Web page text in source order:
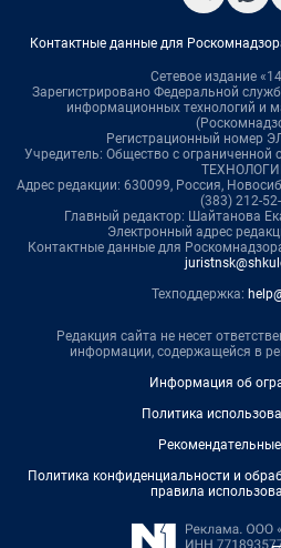
Контактные данные для
Сетевое издание
Зарегистрировано Федеральной
информационных технологий и
Регистрационный номер
Учредитель: Общество с
Адрес редакции: 630099, Россия,
(383) 212-
Главный редактор: Шайтанова
Электронный адрес
Контактные данные для
Техподдержка:
Редакция сайта не несет
информации, содержащейся в
Информация об
Политика
Политика конфиденциальности и
правила